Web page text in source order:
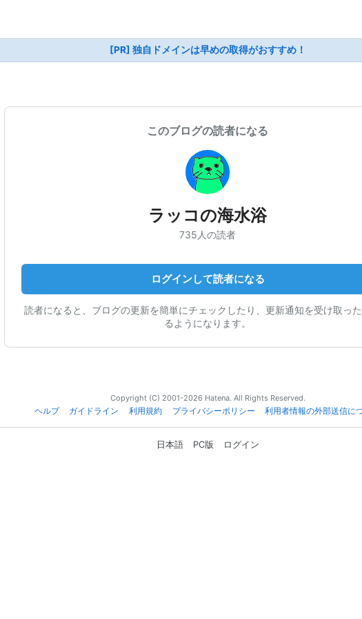
[PR] 独自ドメインは早めの取得がおすすめ！
このブログの読者になる
ラッコの海水浴
735人の読者
ログインして読者になる
読者になると、ブログの更新を簡単にチェックしたり、更新通知を受け取っ
るようになります。
Copyright (C) 2001-2026 Hatena. All Rights Reserved.
ヘルプ
ガイドライン 利用規約 プライバシーポリシー 利用者情報の外部送信に
日本語 PC版 ログイン